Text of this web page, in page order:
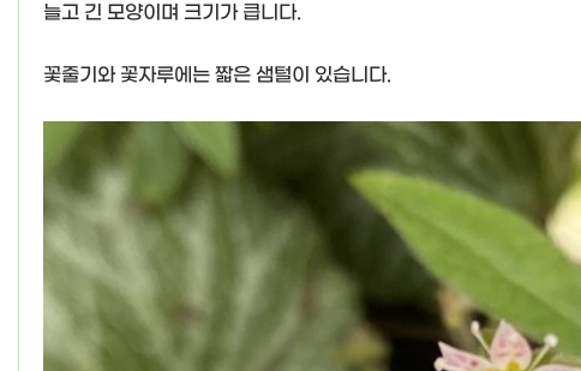
늘고 긴 모양이며 크기가 큽니다.
꽃줄기와 꽃자루에는 짧은 샘털이 있습니다.